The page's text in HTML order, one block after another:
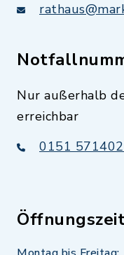
Nur außerhalb
erreichbar
0151